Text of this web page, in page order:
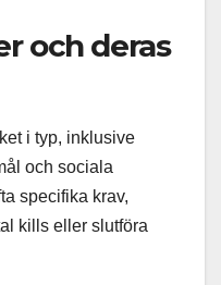
och deras
i typ, inklusive
och sociala
specifika krav,
kills eller slutföra